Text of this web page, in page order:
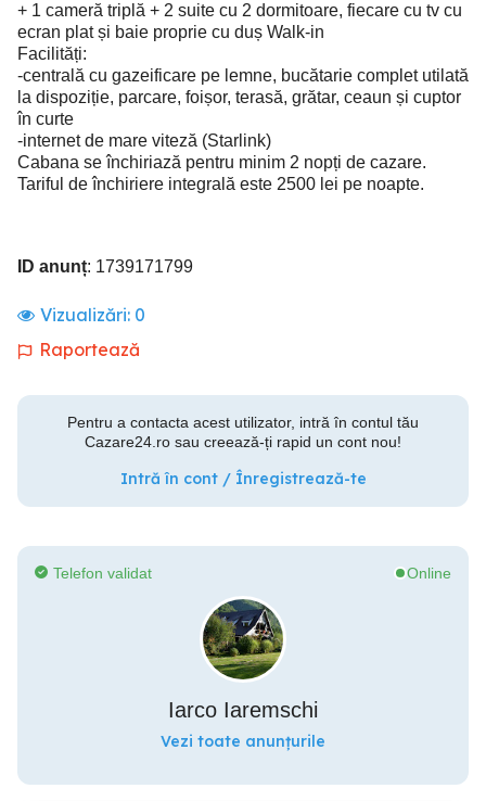
+ 1 cameră triplă + 2 suite cu 2 dormitoare, fiecare cu tv cu
ecran plat și baie proprie cu duș Walk-in
Facilități:
-centrală cu gazeificare pe lemne, bucătarie complet utilată
la dispoziție, parcare, foișor, terasă, grătar, ceaun și cuptor
în curte
-internet de mare viteză (Starlink)
Cabana se închiriază pentru minim 2 nopți de cazare.
Tariful de închiriere integrală este 2500 lei pe noapte.
ID anunț: 1739171799
Vizualizări: 0
Raportează
Pentru a contacta acest utilizator, intră în contul tău
Cazare24.ro sau creează-ți rapid un cont nou!
Intră în cont / Înregistrează-te
Telefon validat Online
Iarco Iaremschi
Vezi toate anunțurile